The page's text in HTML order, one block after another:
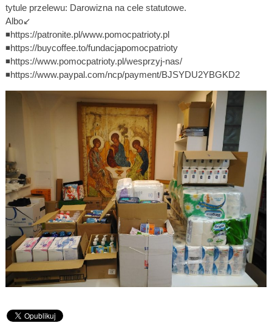
tytule przelewu: Darowizna na cele statutowe.
Albo↙️
◾https://patronite.pl/www.pomocpatrioty.pl
◾https://buycoffee.to/fundacjapomocpatrioty
◾https://www.pomocpatrioty.pl/wesprzyj-nas/
◾https://www.paypal.com/ncp/payment/BJSYDU2YBGKD2